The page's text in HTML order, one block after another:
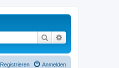
Suche
Anmelden
Registrieren